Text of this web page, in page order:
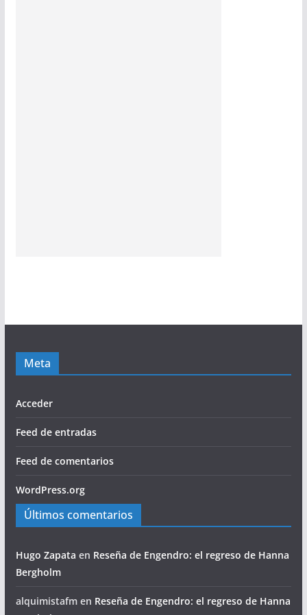
Meta
Acceder
Feed de entradas
Feed de comentarios
WordPress.org
Últimos comentarios
Hugo Zapata en Reseña de Engendro: el regreso de Hanna
Bergholm
alquimistafmen Reseña de Engendro: el regreso de Hanna